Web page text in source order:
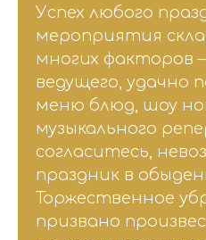
Успех любого
мероприятия
многих факторов
ведущего, удачно
меню блюд, шоу
музыкального
согласитесь,
праздник в
Торжественное
призвано